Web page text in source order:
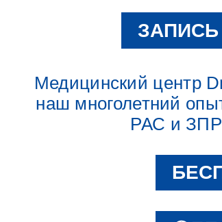
Медицинский центр
наш многолетний
РАС и ЗПР